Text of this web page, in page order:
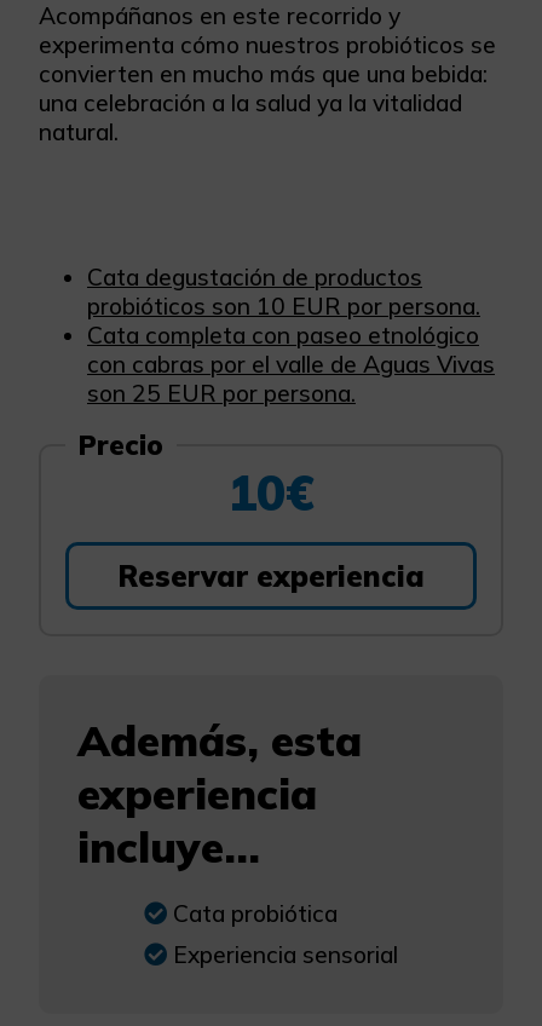
Acompáñanos en este recorrido y
experimenta cómo nuestros probióticos se
convierten en mucho más que una bebida:
una celebración a la salud ya la vitalidad
natural.
Cata degustación de productos
probióticos son 10 EUR por persona.
Cata completa con paseo etnológico
con cabras por el valle de Aguas Vivas
son 25 EUR por persona.
Precio
10€
Reservar experiencia
Además, esta
experiencia
incluye...
Cata probiótica
Experiencia sensorial